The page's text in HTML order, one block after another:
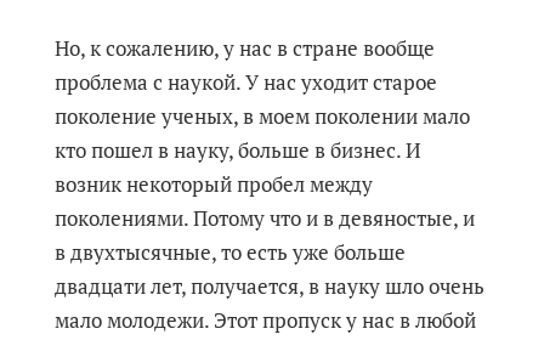
Но, к сожалению, у нас в стране вообще
проблема с наукой. У нас уходит старое
поколение ученых, в моем поколении мало
кто пошел в науку, больше в бизнес. И
возник некоторый пробел между
поколениями. Потому что и в девяностые, и
в двухтысячные, то есть уже больше
двадцати лет, получается, в науку шло очень
мало молодежи. Этот пропуск у нас в любой